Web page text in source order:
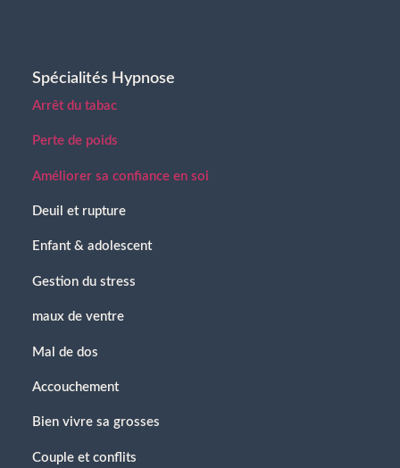
Spécialités Hypnose
Arrêt du tabac
Perte de poids
Améliorer sa confiance en soi
Deuil et rupture
Enfant & adolescent
Gestion du stress
maux de ventre
Mal de dos
Accouchement
Bien vivre sa grosses
Couple et conflits